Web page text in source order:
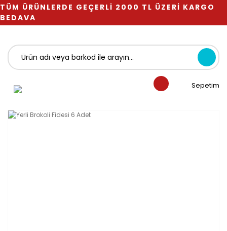
TÜM ÜRÜNLERDE GEÇERLİ 2000 TL ÜZERİ KARGO
BEDAVA
Sepetim